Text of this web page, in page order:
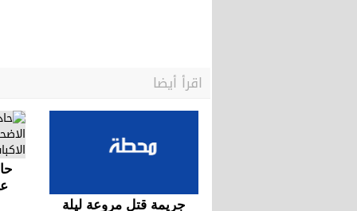
اقرأ أيضا
جريمة قتل مروعة ليلة